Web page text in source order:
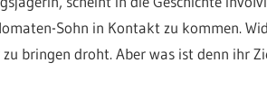
Sohn in Kontakt zu kommen.
bringen droht. Aber was ist denn ihr